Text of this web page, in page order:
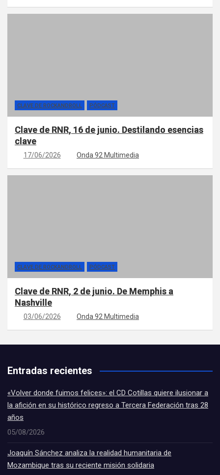
CLAVE DE ROCKANDROLL PÓDCAST
Clave de RNR, 16 de junio. Destilando esencias
clave
17/06/2026 Onda 92 Multimedia
CLAVE DE ROCKANDROLL PÓDCAST
Clave de RNR, 2 de junio. De Memphis a
Nashville
03/06/2026 Onda 92 Multimedia
Entradas recientes
«Volver donde fuimos felices»: el CD Cotillas quiere ilusionar a
la afición en su histórico regreso a Tercera Federación tras 28
años
05/08/2026
Joaquín Sánchez analiza la realidad humanitaria de
Mozambique tras su reciente misión solidaria